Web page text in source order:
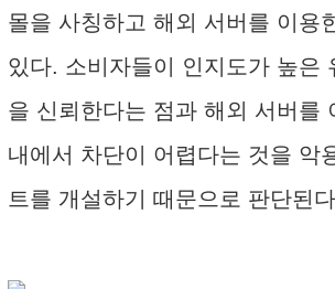
몰을 사칭하고 해외 서버를 이용
있다. 소비자들이 인지도가 높은
을 신뢰한다는 점과 해외 서버를
내에서 차단이 어렵다는 것을 악
트를 개설하기 때문으로 판단된